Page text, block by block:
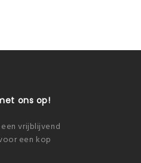
ons op!
vrijblijvend
een kop